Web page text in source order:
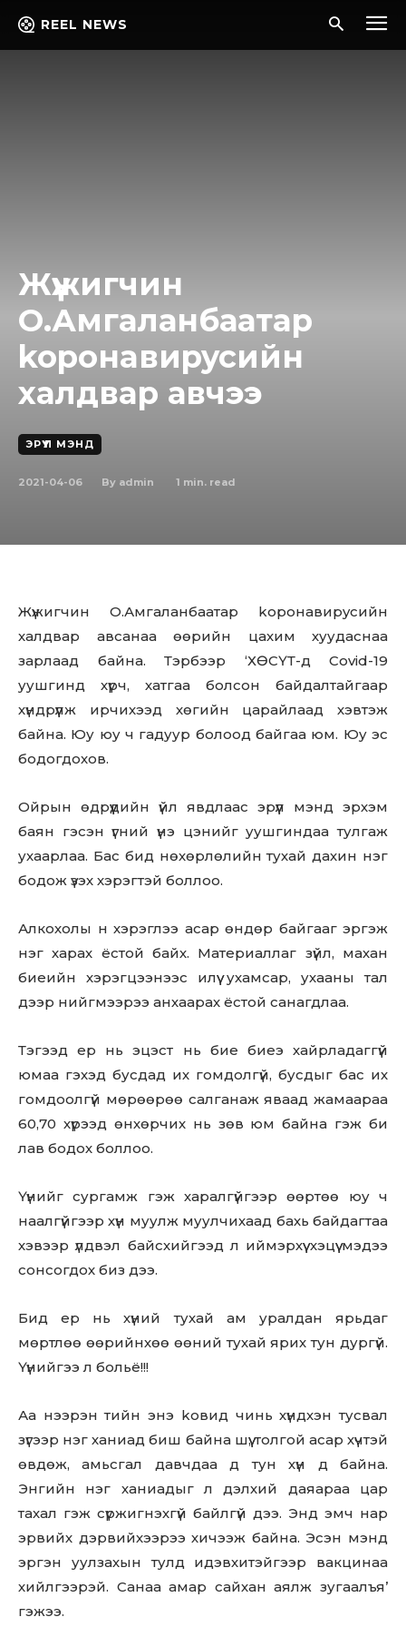
REEL NEWS
Жүжигчин
О.Амгаланбаатар
kopoнaвиpycийн
халдвар авчээ
ЭРҮҮЛ МЭНД
2021-04-06 By admin 1 min. read
Жүжигчин О.Амгаланбаатар kopoнaвиpycийн
халдвар авсанаа өөрийн цахим хуудаснаа
зарлаад байна. Тэрбээр ‘ХӨСҮТ-д Covid-19
уушгинд хүрч, хатгаа болсон байдалтайгаар
хүндрүүлж ирчихээд хөгийн царайлаад хэвтэж
байна. Юу юу ч гадуур болоод байгаа юм. Юу эс
бодогдохов.
Ойрын өдрүүдийн үйл явдлаас эрүүл мэнд эрхэм
баян гэсэн үгний үнэ цэнийг уушгиндаа тулгаж
ухаарлаа. Бас бид нөхөрлөлийн тухай дахин нэг
бодож үзэх хэрэгтэй боллоо.
Алкохолы н хэрэглээ асар өндөр байгааг эргэж
нэг харах ёстой байх. Материаллаг зүйл, махан
биеийн хэрэгцээнээс илүү ухамсар, ухааны тал
дээр нийгмээрээ анхаарах ёстой санагдлаа.
Тэгээд ер нь эцэст нь бие биеэ хайрладаггүй
юмаа гэхэд бусдад их гомдолгүй, бусдыг бас их
гомдоолгүй мөрөөрөө салганаж яваад жамаараа
60,70 хүрээд өнхөрчих нь зөв юм байна гэж би
лав бодох боллоо.
Үүнийг сургамж гэж харалгүйгээр өөртөө юу ч
наалгүйгээр хүн муулж муулчихаад бахь байдагтаа
хэвээр үлдвэл байсхийгээд л иймэрхүү хэцүү мэдээ
сонсогдох биз дээ.
Бид ер нь хүний тухай ам уралдан ярьдаг
мөртлөө өөрийнхөө өөний тухай ярих тун дургүй.
Үүнийгээ л больё!!!
Аа нээрэн тийн энэ koвид чинь хүндхэн тусвал
зүгээр нэг ханиад биш байна шүү, толгой асар хүчтэй
өвдөж, амьсгал давчдаа д тун хүн д байна.
Энгийн нэг ханиадыг л дэлхий даяараа цар
тахал гэж сүржигнэхгүй байлгүй дээ. Энд эмч нар
эрвийх дэрвийхээрээ хичээж байна. Эсэн мэнд
эргэн уулзахын тулд идэвхитэйгээр вакцинаа
хийлгээрэй. Санаа амар сайхан аялж зугаалъя’
гэжээ.